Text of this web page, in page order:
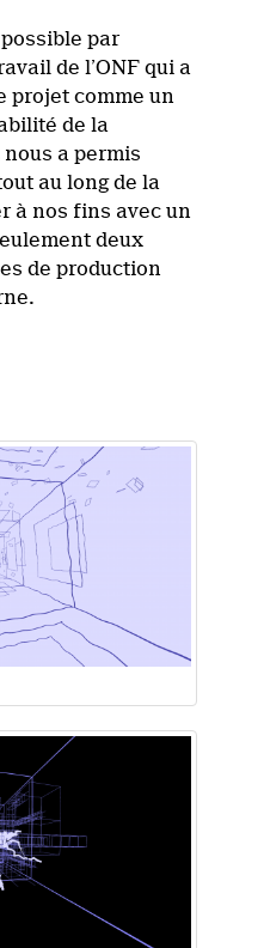
par
de l’ONF qui a
projet comme un
de la
a permis
au long de la
à nos fins avec un
deux
de production